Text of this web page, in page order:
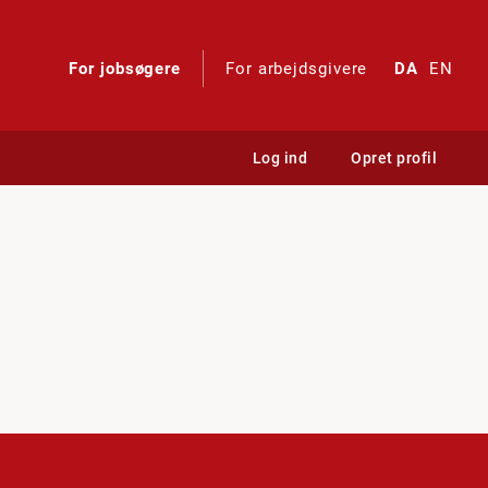
For jobsøgere For arbejdsgivere DA EN
Log ind Opret profil